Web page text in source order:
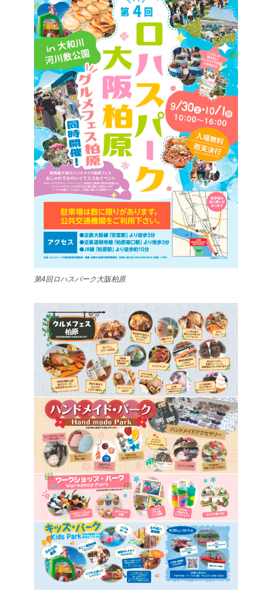
第4回ロハスパーク大阪柏原